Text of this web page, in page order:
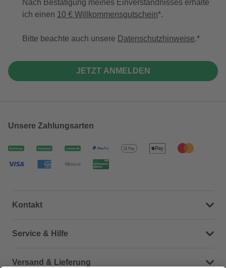
Nach Bestätigung meines Einverständnisses erhalte
ich einen 10 € Willkommensgutschein*.
Bitte beachte auch unsere Datenschutzhinweise.
JETZT ANMELDEN
Unsere Zahlungsarten
Kontakt
Dein Kontakt zu uns
Service & Hilfe
Häufige Fragen (FAQ)
Versand & Lieferung